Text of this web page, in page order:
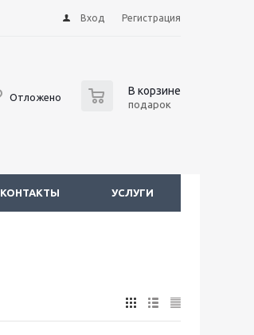
Вход Регистрация
Отложено В корзине
подарок
КОНТАКТЫ УСЛУГИ